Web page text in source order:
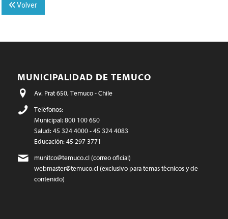
Volver
MUNICIPALIDAD DE TEMUCO
Av. Prat 650, Temuco - Chile
Teléfonos:
Municipal: 800 100 650
Salud: 45 324 4000 - 45 324 4083
Educación: 45 297 3771
munitco@temuco.cl(correo oficial)
webmaster@temuco.cl(exclusivo para temas técnicos y de
contenido)